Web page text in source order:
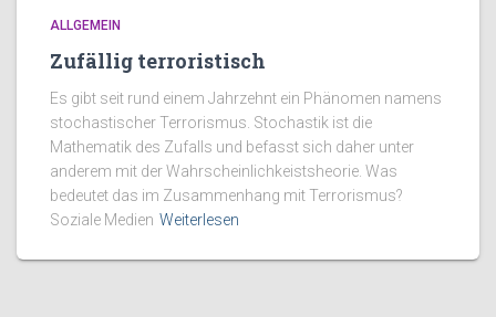
ALLGEMEIN
Zufällig terroristisch
Es gibt seit rund einem Jahrzehnt ein Phänomen namens
stochastischer Terrorismus. Stochastik ist die
Mathematik des Zufalls und befasst sich daher unter
anderem mit der Wahrscheinlichkeistsheorie. Was
bedeutet das im Zusammenhang mit Terrorismus?
Soziale Medien Weiterlesen